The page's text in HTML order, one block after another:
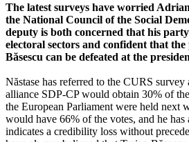
The latest surveys have worried
the National Council of the Social
deputy is both concerned that his
electoral sectors and confident that
Băsescu can be defeated at the
Năstase has referred to the CURS
alliance SDP-CP would obtain 30% of
the European Parliament were held next
would have 66% of the votes, and he
indicates a credibility loss without